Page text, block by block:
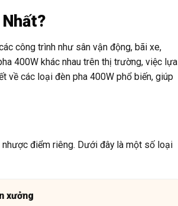
công trình như sân vận động, bãi xe,
400W khác nhau trên thị trường, việc lựa
về các loại đèn pha 400W phổ biến, giúp
điểm riêng. Dưới đây là một số loại
xưởng